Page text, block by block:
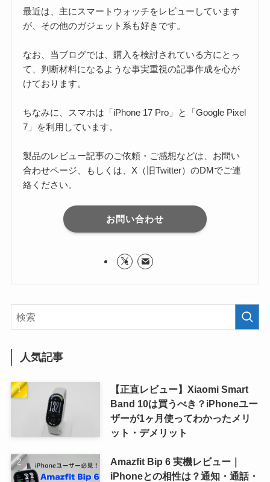
最近は、主にスマートウォッチをレビューしています
が、その他のガジェット系も好きです。
なお、当ブログでは、購入を検討されている方にとっ
て、判断材料になるような事実重視の記事作成を心が
けております。
ちなみに、スマホは「iPhone 17 Pro」と「Google Pixel
7」を利用しています。
製品のレビュー記事のご依頼・ご感想などは、お問い
合わせページ、もしくは、X（旧Twitter）のDMでご連
絡ください。
お問い合わせ
人気記事
【正直レビュー】Xiaomi Smart
Band 10は買うべき？iPhoneユー
ザーが1ヶ月使ってわかったメリ
ット・デメリット
Amazfit Bip 6 実機レビュー｜
iPhoneとの相性は？通知・通話・